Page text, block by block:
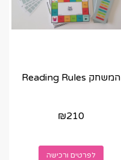
המשחק Reading Rules
₪210
לפרטים ורכישה